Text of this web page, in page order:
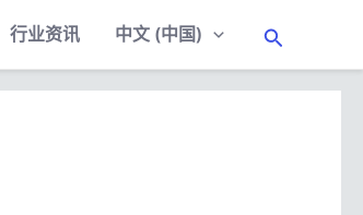
行业资讯 中文 (中国)
搜
索